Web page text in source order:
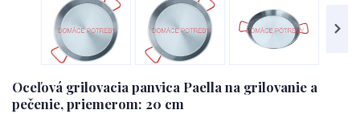
Oceľová grilovacia panvica Paella na grilovanie a
pečenie, priemerom: 20 cm